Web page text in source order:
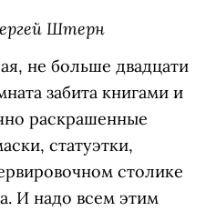
Штерн
не больше двадцати
забита книгами и
раскрашенные
статуэтки,
столике
И надо всем этим